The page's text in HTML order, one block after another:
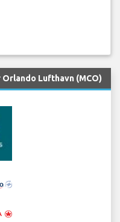
Lufthavn (MCO)